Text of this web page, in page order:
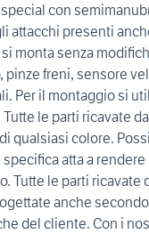
con
attacchi presenti
monta senza
pinze freni, sensore
Per il montaggio si
le parti ricavate
qualsiasi colore.
atta a
Tutte le parti ricavate
anche
del cliente. Con i